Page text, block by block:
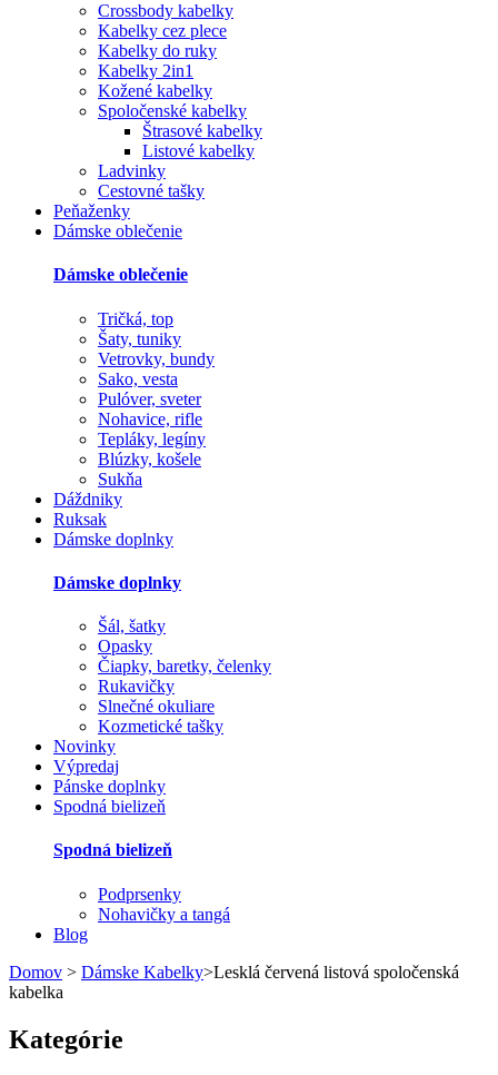
Crossbody kabelky
Kabelky cez plece
Kabelky do ruky
Kabelky 2in1
Kožené kabelky
Spoločenské kabelky
Štrasové kabelky
Listové kabelky
Ladvinky
Cestovné tašky
Peňaženky
Dámske oblečenie
Dámske oblečenie
Tričká, top
Šaty, tuniky
Vetrovky, bundy
Sako, vesta
Pulóver, sveter
Nohavice, rifle
Tepláky, legíny
Blúzky, košele
Sukňa
Dáždniky
Ruksak
Dámske doplnky
Dámske doplnky
Šál, šatky
Opasky
Čiapky, baretky, čelenky
Rukavičky
Slnečné okuliare
Kozmetické tašky
Novinky
Výpredaj
Pánske doplnky
Spodná bielizeň
Spodná bielizeň
Podprsenky
Nohavičky a tangá
Blog
Domov > Dámske Kabelky>Lesklá červená listová spoločenská
kabelka
Kategórie